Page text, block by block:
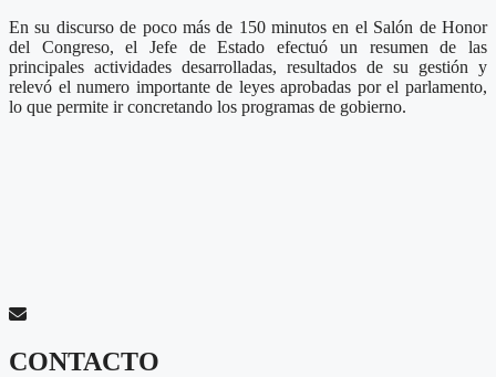
En su discurso de poco más de 150 minutos en el Salón de Honor
del Congreso, el Jefe de Estado efectuó un resumen de las
principales actividades desarrolladas, resultados de su gestión y
relevó el numero importante de leyes aprobadas por el parlamento,
lo que permite ir concretando los programas de gobierno.
CONTACTO